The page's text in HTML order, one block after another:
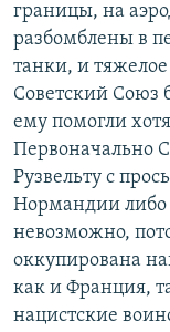
границы, на
разбомблены в
танки, и
Советский Союз
ему помогли
Первоначально
Рузвельту с
Нормандии либо
невозможно,
оккупирована
как и Франция,
нацистские